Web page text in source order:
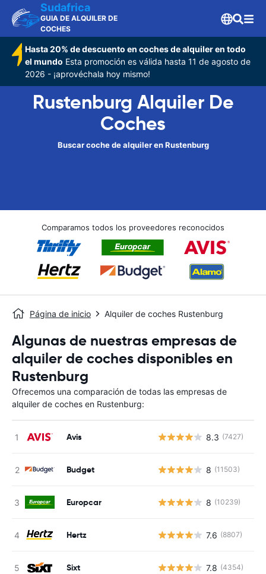
Sudafrica
GUIA DE ALQUILER DE
COCHES
Hasta 20% de descuento en coches de alquiler en todo
el mundo Esta promoción es válida hasta 11 de agosto de
2026 - ¡aprovéchala hoy mismo!
Rustenburg Alquiler De
Coches
Buscar coche de alquiler en Rustenburg
Comparamos todos los proveedores reconocidos
Página de inicio Alquiler de coches Rustenburg
Algunas de nuestras empresas de
alquiler de coches disponibles en
Rustenburg
Ofrecemos una comparación de todas las empresas de
alquiler de coches en Rustenburg:
Avis 8.3 (7427)
Budget 8 (11503)
Europcar 8 (10239)
Hertz 7.6 (8807)
Sixt 7.8 (4354)